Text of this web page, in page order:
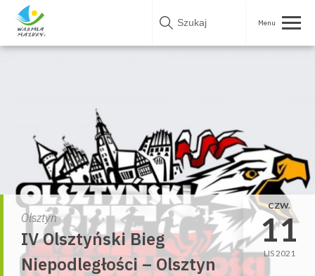
Skip
Olsztyn
IV Olsztyński Bieg
Niepodległości – Olsztyn
CZW.
11
LIS 2021